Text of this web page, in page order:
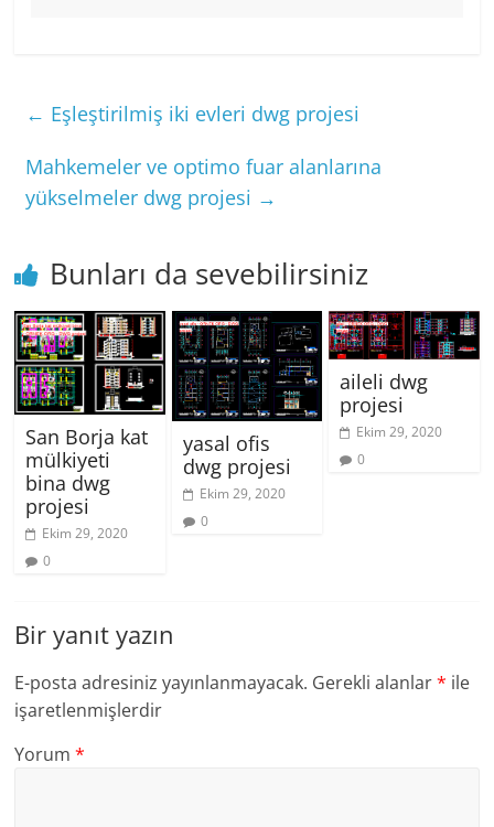
← Eşleştirilmiş iki evleri dwg projesi
Mahkemeler ve optimo fuar alanlarına
yükselmeler dwg projesi →
Bunları da sevebilirsiniz
San Borja kat
mülkiyeti
bina dwg
projesi
Ekim 29, 2020
0
yasal ofis
dwg projesi
Ekim 29, 2020
0
aileli dwg
projesi
Ekim 29, 2020
0
Bir yanıt yazın
E-posta adresiniz yayınlanmayacak. Gerekli alanlar* ile
işaretlenmişlerdir
Yorum*